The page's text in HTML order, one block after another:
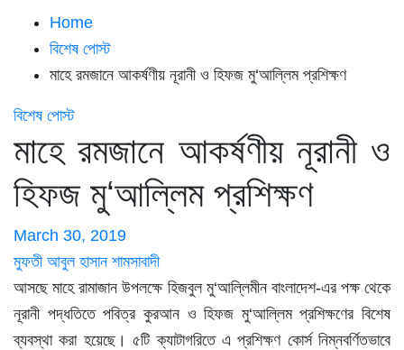
Home
বিশেষ পোস্ট
মাহে রমজানে আকর্ষণীয় নূরানী ও হিফজ মু‘আল্লিম প্রশিক্ষণ
বিশেষ পোস্ট
মাহে রমজানে আকর্ষণীয় নূরানী ও
হিফজ মু‘আল্লিম প্রশিক্ষণ
March 30, 2019
মুফতী আবুল হাসান শামসাবাদী
আসছে মাহে রামাজান উপলক্ষে হিজবুল মু‘আল্লিমীন বাংলাদেশ-এর পক্ষ থেকে
নূরানী পদ্ধতিতে পবিত্র কুরআন ও হিফজ মু‘আল্লিম প্রশিক্ষণের বিশেষ
ব্যবস্থা করা হয়েছে। ৫টি ক্যাটাগরিতে এ প্রশিক্ষণ কোর্স নিম্নবর্ণিতভাবে